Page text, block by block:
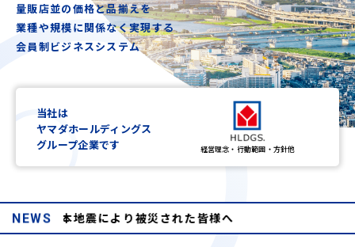
量販店並の価格と品揃えを
業種や規模に関係なく実現する
会員制ビジネスシステム
当社は
ヤマダホールディングス
グループ企業です
経営理念・行動範囲・方針他
NEWS
8年熊本地震により被災された皆様へ